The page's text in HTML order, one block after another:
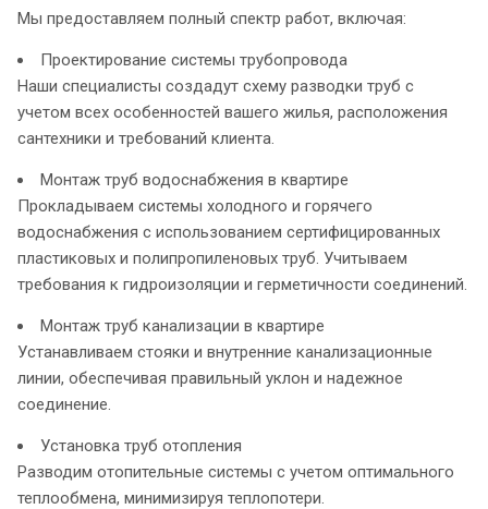
Мы предоставляем полный спектр работ, включая:
Проектирование системы трубопровода
Наши специалисты создадут схему разводки труб с
учетом всех особенностей вашего жилья, расположения
сантехники и требований клиента.
Монтаж труб водоснабжения в квартире
Прокладываем системы холодного и горячего
водоснабжения с использованием сертифицированных
пластиковых и полипропиленовых труб. Учитываем
требования к гидроизоляции и герметичности соединений.
Монтаж труб канализации в квартире
Устанавливаем стояки и внутренние канализационные
линии, обеспечивая правильный уклон и надежное
соединение.
Установка труб отопления
Разводим отопительные системы с учетом оптимального
теплообмена, минимизируя теплопотери.